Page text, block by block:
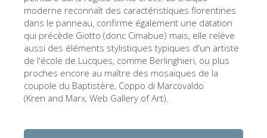
Le Musée de San Marco
Musée Archéologique
Opificio delle Pietre Dure
Le Musée Galilée
Le Jardin de Boboli
moderne reconnaît des caractéristiques florentines
dans le panneau, confirme également une datation
qui précède Giotto (donc Cimabue) mais, elle relève
aussi des éléments stylistiques typiques d'un artiste
de l'école de Lucques, comme Berlinghieri, ou plus
proches encore au maître des mosaïques de la
coupole du Baptistère, Coppo di Marcovaldo
(Kren and Marx, Web Gallery of Art).